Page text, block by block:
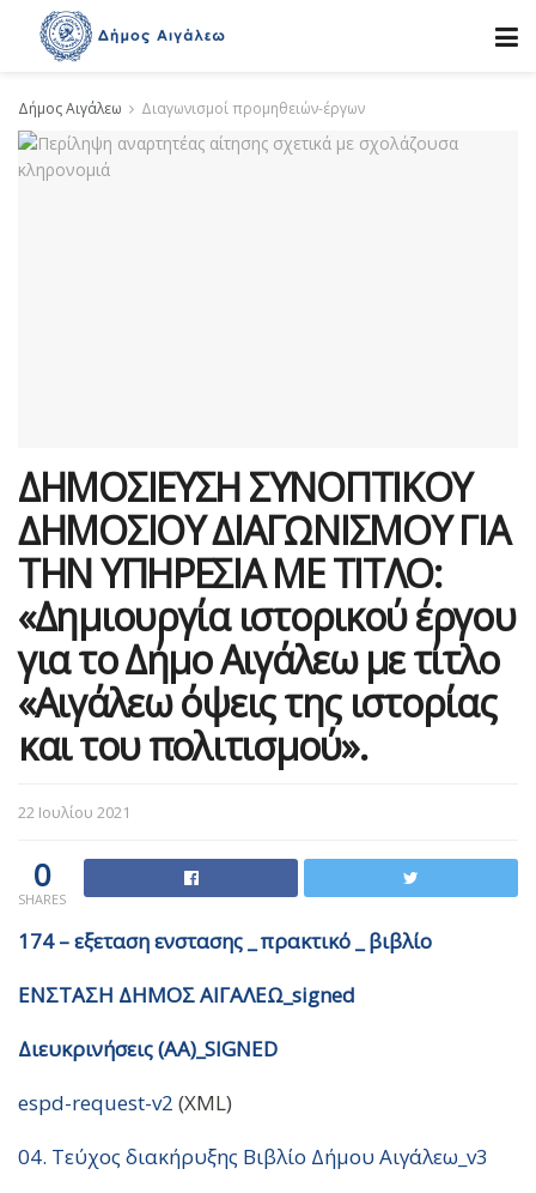
Δήμος Αιγάλεω Διαγωνισμοί προμηθειών-έργων
ΔΗΜΟΣΙΕΥΣΗ ΣΥΝΟΠΤΙΚΟΥ
∆ΗΜΟΣΙΟΥ ∆ΙΑΓΩΝΙΣΜΟΥ ΓΙΑ
ΤΗΝ ΥΠΗΡΕΣΙΑ ΜΕ ΤΙΤΛΟ:
«Δημιουργία ιστορικού έργου
για το Δήμο Αιγάλεω με τίτλο
«Αιγάλεω όψεις της ιστορίας
και του πολιτισμού».
22 Ιουλίου 2021
0
SHARES
174 – εξεταση ενστασης _ πρακτικό _ βιβλίο
ΕΝΣΤΑΣΗ ΔΗΜΟΣ ΑΙΓΑΛΕΩ_signed
Διευκρινήσεις (ΑΑ)_SIGNED
espd-request-v2 (XML)
04. Τεύχος διακήρυξης Βιβλίο Δήμου Αιγάλεω_v3